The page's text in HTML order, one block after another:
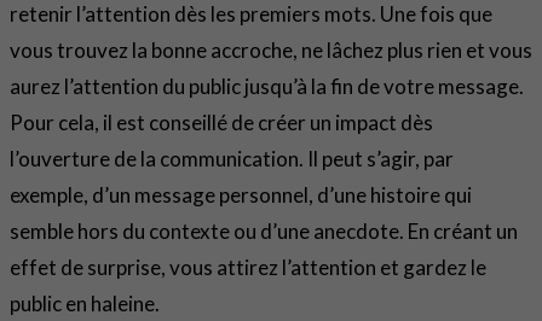
retenir l’attention dès les premiers mots. Une fois que
vous trouvez la bonne accroche, ne lâchez plus rien et vous
aurez l’attention du public jusqu’à la fin de votre message.
Pour cela, il est conseillé de créer un impact dès
l’ouverture de la communication. Il peut s’agir, par
exemple, d’un message personnel, d’une histoire qui
semble hors du contexte ou d’une anecdote. En créant un
effet de surprise, vous attirez l’attention et gardez le
public en haleine.